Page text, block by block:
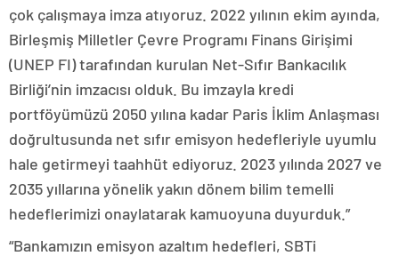
çok çalışmaya imza atıyoruz. 2022 yılının ekim ayında,
Birleşmiş Milletler Çevre Programı Finans Girişimi
(UNEP FI) tarafından kurulan Net-Sıfır Bankacılık
Birliği’nin imzacısı olduk. Bu imzayla kredi
portföyümüzü 2050 yılına kadar Paris İklim Anlaşması
doğrultusunda net sıfır emisyon hedefleriyle uyumlu
hale getirmeyi taahhüt ediyoruz. 2023 yılında 2027 ve
2035 yıllarına yönelik yakın dönem bilim temelli
hedeflerimizi onaylatarak kamuoyuna duyurduk.”
“Bankamızın emisyon azaltım hedefleri, SBTi